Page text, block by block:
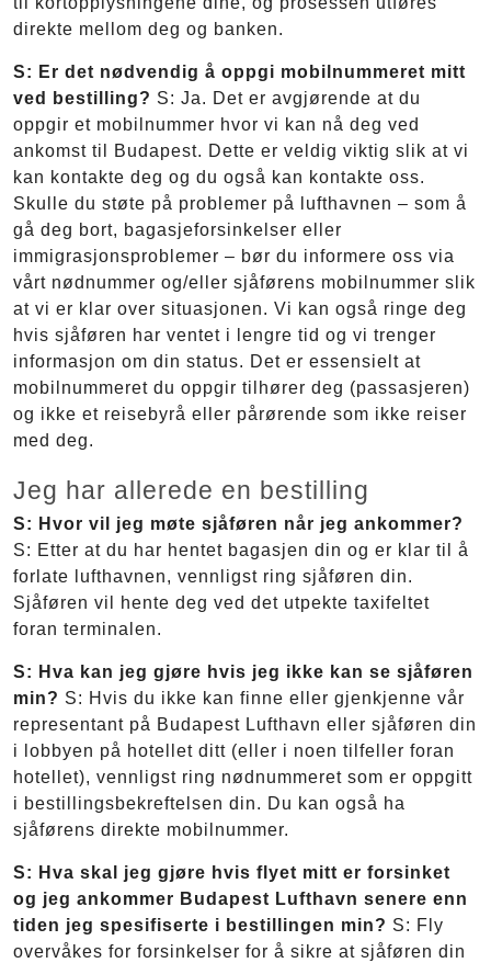
direkte mellom deg og banken.
S: Er det nødvendig å oppgi mobilnummeret mitt
ved bestilling? S: Ja. Det er avgjørende at du
oppgir et mobilnummer hvor vi kan nå deg ved
ankomst til Budapest. Dette er veldig viktig slik at vi
kan kontakte deg og du også kan kontakte oss.
Skulle du støte på problemer på lufthavnen – som å
gå deg bort, bagasjeforsinkelser eller
immigrasjonsproblemer – bør du informere oss via
vårt nødnummer og/eller sjåførens mobilnummer slik
at vi er klar over situasjonen. Vi kan også ringe deg
hvis sjåføren har ventet i lengre tid og vi trenger
informasjon om din status. Det er essensielt at
mobilnummeret du oppgir tilhører deg (passasjeren)
og ikke et reisebyrå eller pårørende som ikke reiser
med deg.
Jeg har allerede en bestilling
S: Hvor vil jeg møte sjåføren når jeg ankommer?
S: Etter at du har hentet bagasjen din og er klar til å
forlate lufthavnen, vennligst ring sjåføren din.
Sjåføren vil hente deg ved det utpekte taxifeltet
foran terminalen.
S: Hva kan jeg gjøre hvis jeg ikke kan se sjåføren
min? S: Hvis du ikke kan finne eller gjenkjenne vår
representant på Budapest Lufthavn eller sjåføren din
i lobbyen på hotellet ditt (eller i noen tilfeller foran
hotellet), vennligst ring nødnummeret som er oppgitt
i bestillingsbekreftelsen din. Du kan også ha
sjåførens direkte mobilnummer.
S: Hva skal jeg gjøre hvis flyet mitt er forsinket
og jeg ankommer Budapest Lufthavn senere enn
tiden jeg spesifiserte i bestillingen min? S: Fly
overvåkes for forsinkelser for å sikre at sjåføren din